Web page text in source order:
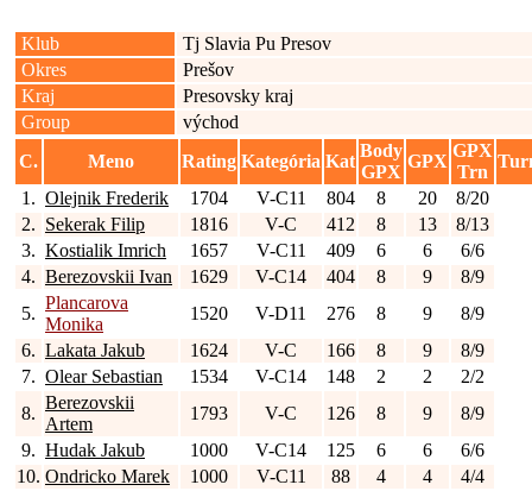
Klub
Tj Slavia Pu Presov
Okres
Prešov
Kraj
Presovsky kraj
Group
východ
C.
Meno Rating Kategória Kat
Body
GPX
GPX
GPX
Trn
1. Olejnik Frederik 1704 V-C11 804 8 20
8/20
2. Sekerak Filip 1816 V-C 412 8 13
8/13
3. Kostialik Imrich 1657 V-C11 409 6 6
6/6
4. Berezovskii Ivan 1629 V-C14 404 8 9
8/9
5.
Plancarova
Monika
1520 V-D11 276 8 9
8/9
6. Lakata Jakub 1624 V-C 166 8 9
8/9
7. Olear Sebastian 1534 V-C14 148 2 2
2/2
8.
Berezovskii
Artem
1793 V-C 126 8 9
8/9
9. Hudak Jakub 1000 V-C14 125 6 6
6/6
10. Ondricko Marek 1000 V-C11 88 4 4
4/4